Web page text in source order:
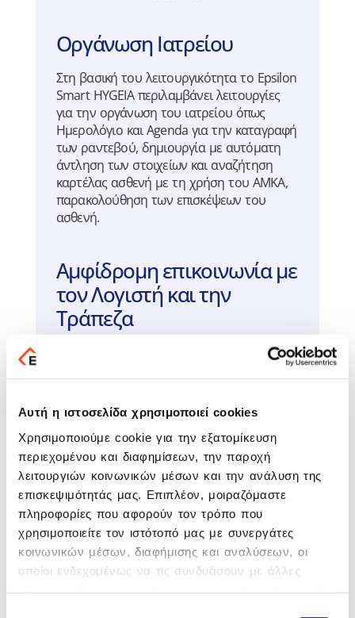
Αυτή η ιστοσελίδα χρησιμοποιεί cookies
Χρησιμοποιούμε cookie για την εξατομίκευση
περιεχομένου και διαφημίσεων, την παροχή
λειτουργιών κοινωνικών μέσων και την ανάλυση της
επισκεψιμότητάς μας. Επιπλέον, μοιραζόμαστε
πληροφορίες που αφορούν τον τρόπο που
χρησιμοποιείτε τον ιστότοπό μας με συνεργάτες
κοινωνικών μέσων, διαφήμισης και αναλύσεων, οι
οποίοι ενδεχομένως να τις συνδυάσουν με άλλες
Οργάνωση Ιατρείου
Στη βασική του λειτουργικότητα το Epsilon
Smart HYGEIA περιλαμβάνει λειτουργίες
για την οργάνωση του ιατρείου όπως
Ημερολόγιο και Agenda για την καταγραφή
των ραντεβού, δημιουργία με αυτόματη
άντληση των στοιχείων και αναζήτηση
καρτέλας ασθενή με τη χρήση του ΑΜΚΑ,
παρακολούθηση των επισκέψεων του
ασθενή.
Αμφίδρομη επικοινωνία με
τον Λογιστή και την
Τράπεζα
EPSILONNET ενημερώνονται αυτόματα με
ενώ ο επαγγελματίας μπορεί να
διαχειρίζεται τους τραπεζικούς του
λογαριασμούς, τις εισπράξεις και τις
πληρωμές του μέσα από το περιβάλλον
του Epsilon Smart.
Σύνδεση με την
πλατφόρμα myDATA της
ΑΑΔΕ